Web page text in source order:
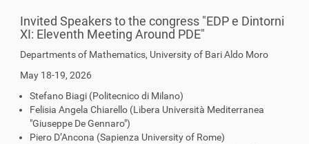
Invited Speakers to the congress "EDP e Dintorni
XI: Eleventh Meeting Around PDE"
Departments of Mathematics, University of Bari Aldo Moro
May 18-19, 2026
Stefano Biagi (Politecnico di Milano)
Felisia Angela Chiarello (Libera Università Mediterranea
"Giuseppe De Gennaro")
Piero D’Ancona (Sapienza University of Rome)